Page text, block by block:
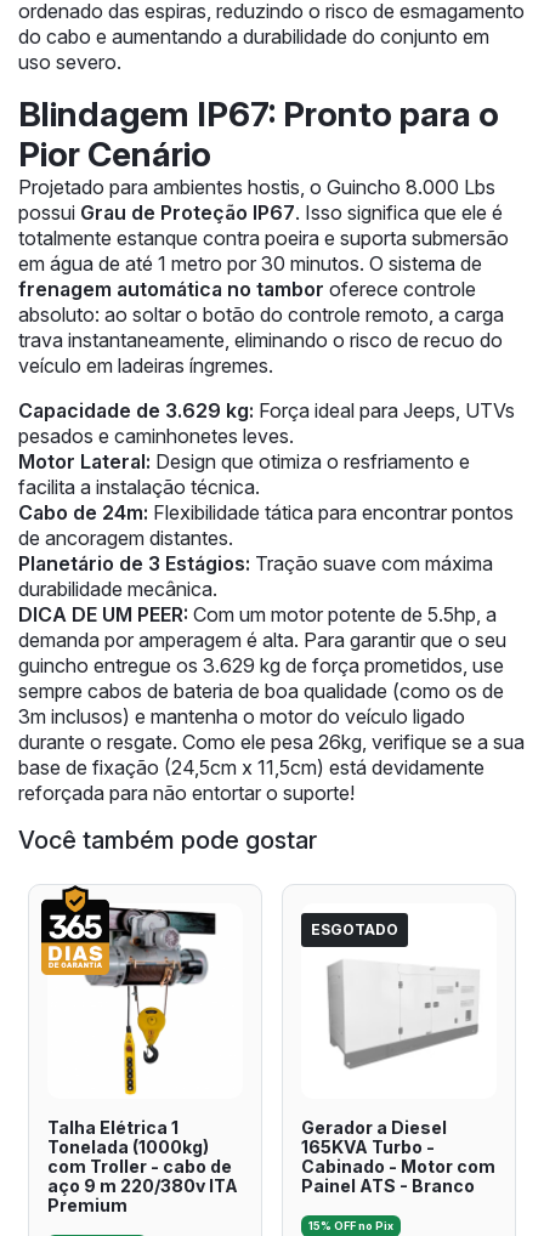
ordenado das espiras, reduzindo o risco de esmagamento
do cabo e aumentando a durabilidade do conjunto em
uso severo.
Blindagem IP67: Pronto para o
Pior Cenário
Projetado para ambientes hostis, o Guincho 8.000 Lbs
possui Grau de Proteção IP67. Isso significa que ele é
totalmente estanque contra poeira e suporta submersão
em água de até 1 metro por 30 minutos. O sistema de
frenagem automática no tambor oferece controle
absoluto: ao soltar o botão do controle remoto, a carga
trava instantaneamente, eliminando o risco de recuo do
veículo em ladeiras íngremes.
Capacidade de 3.629 kg: Força ideal para Jeeps, UTVs
pesados e caminhonetes leves.
Motor Lateral: Design que otimiza o resfriamento e
facilita a instalação técnica.
Cabo de 24m: Flexibilidade tática para encontrar pontos
de ancoragem distantes.
Planetário de 3 Estágios: Tração suave com máxima
durabilidade mecânica.
DICA DE UM PEER: Com um motor potente de 5.5hp, a
demanda por amperagem é alta. Para garantir que o seu
guincho entregue os 3.629 kg de força prometidos, use
sempre cabos de bateria de boa qualidade (como os de
3m inclusos) e mantenha o motor do veículo ligado
durante o resgate. Como ele pesa 26kg, verifique se a sua
base de fixação (24,5cm x 11,5cm) está devidamente
reforçada para não entortar o suporte!
Você também pode gostar
Talha Elétrica 1
Tonelada (1000kg)
com Troller - cabo de
aço 9 m 220/380v ITA
Premium
Gerador a Diesel
165KVA Turbo -
Cabinado - Motor com
Painel ATS - Branco
15% OFF no Pix
ESGOTADO